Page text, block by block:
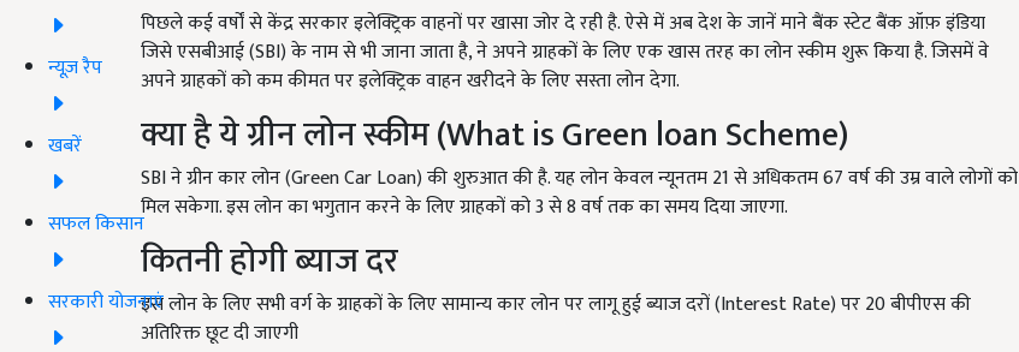
न्यूज़ रैप
खबरें
सफल किसान
सरकारी योजनाएं
पिछले कई वर्षों से केंद्र सरकार इलेक्ट्रिक वाहनों पर खासा जोर दे रही है. ऐसे में अब देश के जानें माने बैंक स्टेट बैंक ऑफ़ इंडिया
जिसे एसबीआई (SBI) के नाम से भी जाना जाता है, ने अपने ग्राहकों के लिए एक खास तरह का लोन स्कीम शुरू किया है. जिसमें वे
अपने ग्राहकों को कम कीमत पर इलेक्ट्रिक वाहन खरीदने के लिए सस्ता लोन देगा.
क्या है ये ग्रीन लोन स्कीम (What is Green loan Scheme)
SBI ने ग्रीन कार लोन (Green Car Loan) की शुरुआत की है. यह लोन केवल न्यूनतम 21 से अधिकतम 67 वर्ष की उम्र वाले लोगों को
मिल सकेगा. इस लोन का भगुतान करने के लिए ग्राहकों को 3 से 8 वर्ष तक का समय दिया जाएगा.
कितनी होगी ब्याज दर
इस लोन के लिए सभी वर्ग के ग्राहकों के लिए सामान्य कार लोन पर लागू हुई ब्याज दरों (Interest Rate) पर 20 बीपीएस की
अतिरिक्त छूट दी जाएगी